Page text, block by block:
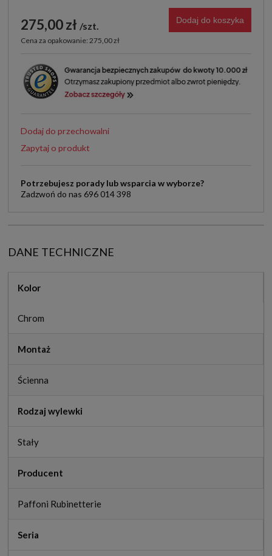
275,00 zł szt.
Cena za opakowanie: 275,00 zł
Dodaj do koszyka
Dodaj do przechowalni
Zapytaj o produkt
Potrzebujesz porady lub wsparcia w wyborze?
Zadzwoń do nas 696 014 398
DANE TECHNICZNE
Kolor
Chrom
Montaż
Ścienna
Rodzaj wylewki
Stały
Producent
Paffoni Rubinetterie
Seria